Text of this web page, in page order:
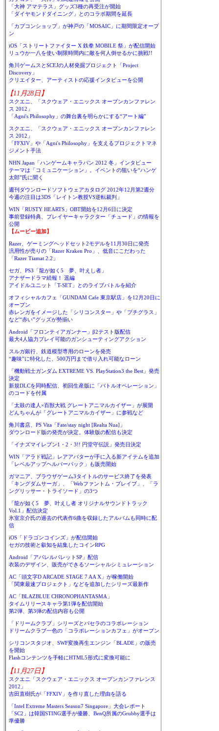
「大神 アマテラス」グッズ3種の再受注が開始
「ダイヤモンドダイニング」とのコラボ期間を延長
「カプコンショップ」が神戸の「MOSAIC」に期間限定オープ
ン
iOS「ストリートファイター X 鉄拳 MOBILE 祭」が配信開始
リュウか一八を使い制限時間内に敵を何人倒せるかに挑戦!!
角川ゲームスとSCEJの人材発掘プロジェクト「Project
Discovery」
クリエイター、アーティストの応援インタビューを公開
【11月28日】
スクエニ、「スクウェア・エニックス オープンカンファレン
ス 2012」
「Agni's Philosophy」の舞台裏を明らかにする“アート編”
スクエニ、「スクウェア・エニックス オープンカンファレン
ス 2012」
「FFXIV」や「Agni's Philosophy」を支えるプロジェクトマネ
ジメント手法
NHN Japan「ハンゲームキャラバン 2012 冬」インタビュー
テーマは「コミュニケーション」。イベントの狙いを“ハンゲ
太郎”氏に聞く
週刊ダウンロードソフトウェアカタログ 2012年12月第2週分
今週の注目は3DS「レイトン教授VS逆転裁判」
WIN「RUSTY HEARTS」OBT開始を12月6日に決定
事前登録特典、プレイヤーキャラクター「チュード」の情報を
公開
【ムービー追加】
Razer、ゲーミングヘッドセット2モデルを11月30日に発売
汎用性が売りの「Razer Kraken Pro」、低音にこだわった
「Razer Tiamat 2.2」
セガ、PS3「龍が如く5 夢、叶えし者」
アナザードラマ続報！ 遥編
アイドルユニット「T-SET」とのライブバトルを紹介
オフィシャルカフェ「GUNDAM Cafe 東京駅店」を12月20日に
オープン
赤レンガをイメージした「シリコンスター」や「プチグラス」
など“赤い”グッズが勢揃い
Android「フロンティアガンナー」β2テスト版配信
最大4人協力プレイ可能のガンシューティングアクション
スルガ銀行、鉄道模型専用のローンを発売
“趣味”に特化した、500万円まで借り入れ可能なローン
「機動戦士ガンダム EXTREME VS. PlayStation3 the Best」発売
決定
新規DLCを同時配信、初回生産版に「バトルオペレーション」
のコードを付属
「太鼓の達人×百獣大戦 グレートアニマルカイザー」が展開
どんちゃんが「グレートアニマルカイザー」に参戦など
角川書店、PS Vita「Fate/stay night [Realta Nua]」
ダウンロード版の発売が決定。体験版の配信も決定
「イナズマイレブン1・2・3!! 円堂守伝説」発売日決定
WIN「アラド戦記」レアアバターが手に入る新アイテムを追加
「レベルアップヘルパーパック」も販売開始
ガマニア、ブラウザゲーム3タイトルのサービス終了を発表
「キングダムサーガ」、「Webファントム・ブレイブ」、「ラ
ングリッサー・トライソード」の3つ
「龍が如く5 夢、叶えし者 オリジナルサウンドトラック
Vol.1」配信決定
氷室京介氏の過去の代表作6曲を収録したアルバムも同時に配
信
iOS「ドラゴンコインズ」が配信開始
セガの技術と叡知を結集したコインRPG
Android「アパレルパレットSP」配信
衣装のデザイン、販売ができるソーシャルシミュレーション
AC「頭文字D ARCADE STAGE 7 AA X」が稼働開始
「関東最速プロジェクト」などを追加したシリーズ最新作
AC「BLAZBLUE CHRONOPHANTASMA」
タイムリリースキャラ第1弾を配信開始
第2弾、第3弾の配信内容も公開
「ドリームクラブ」シリーズとパセラのコラボレーション
ドリームクラブ一色の「コラボレーションカフェ」がオープン
シリコンスタジオ、SWF変換再生エンジン「BLADE」の販売
を開始
Flashコンテンツを手軽にHTML5形式に変換可能に
【11月27日】
スクエニ「スクウェア・エニックス オープンカンファレンス
2012」
吉田直樹氏が「FFXIV」を作り直した理由を語る
「Intel Extreme Masters Season7 Singapore」大会レポート
「SC2」は韓国STING選手が優勝、BenQ所属のGrubby選手は
準優勝